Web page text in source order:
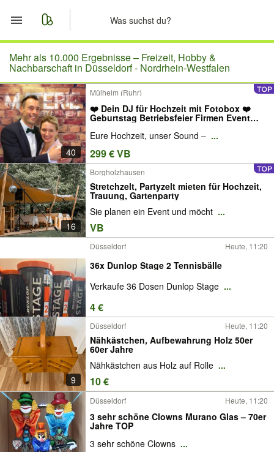
Start
Merkliste
Nachrichten
Anzeige aufgeben
Mehr als 10.000 Ergebnisse – Freizeit, Hobby &
Nachbarschaft in Düsseldorf - Nordrhein-Westfalen
40
Mülheim (Ruhr)
❤️ Dein DJ für Hochzeit mit Fotobox ❤️
Geburtstag Betriebsfeier Firmen Event
Party | gesucht in Mülheim an der Ruhr
Essen Duisburg Oberhausen suche
LGBTIQ+
Eure Hochzeit, unser Sound – ...
299 € VB
16
Borgholzhausen
Stretchzelt, Partyzelt mieten für Hochzeit,
Trauung, Gartenparty
Sie planen ein Event und möcht ...
VB
Düsseldorf Heute, 11:20
36x Dunlop Stage 2 Tennisbälle
Verkaufe 36 Dosen Dunlop Stage ...
4 €
9
Düsseldorf Heute, 11:20
Nähkästchen, Aufbewahrung Holz 50er
60er Jahre
Nähkästchen aus Holz auf Rolle ...
10 €
Düsseldorf Heute, 11:20
3 sehr schöne Clowns Murano Glas – 70er
Jahre TOP
3 sehr schöne Clowns ...